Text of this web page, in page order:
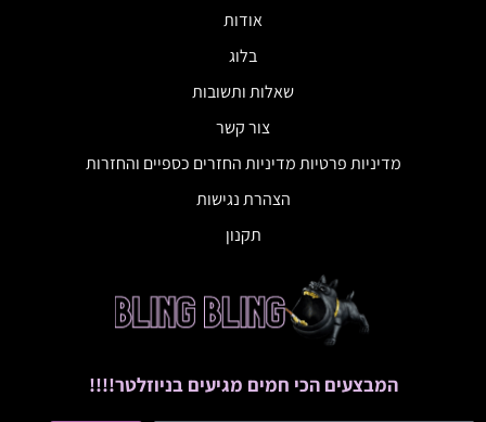
אודות
בלוג
שאלות ותשובות
צור קשר
מדיניות פרטיות מדיניות החזרים כספיים והחזרות
הצהרת נגישות
תקנון
המבצעים הכי חמים מגיעים בניוזלטר!!!!